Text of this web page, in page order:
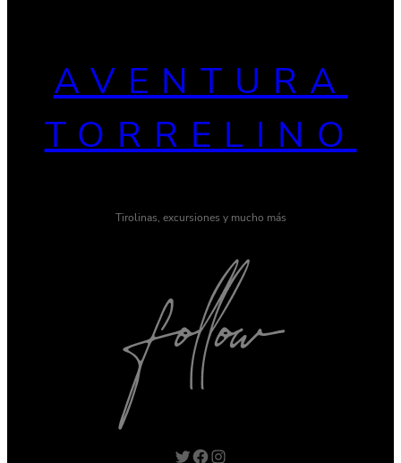
AVENTURA
TORRELINO
Tirolinas, excursiones y mucho más
Twitter Facebook Instagram